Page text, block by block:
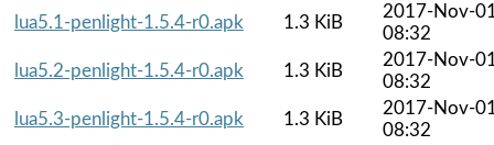
lua5.1-penlight-1.5.4-r0.apk
1.3 KiB
2017-Nov-
08:32
lua5.2-penlight-1.5.4-r0.apk
1.3 KiB
2017-Nov-
08:32
lua5.3-penlight-1.5.4-r0.apk
1.3 KiB
2017-Nov-
08:32